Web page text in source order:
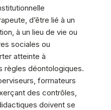
d’être lié à un
à un lieu de vie ou
sociales ou
atteinte à
règles déontologiques.
formateurs
des contrôles,
doivent se